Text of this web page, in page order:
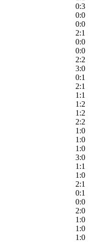
0:3
0:0
0:0
2:1
0:0
0:0
2:2
3:0
0:1
2:1
1:1
1:2
1:2
2:2
1:0
1:0
1:0
3:0
1:1
1:0
2:1
0:1
0:0
2:0
1:0
1:0
1:0